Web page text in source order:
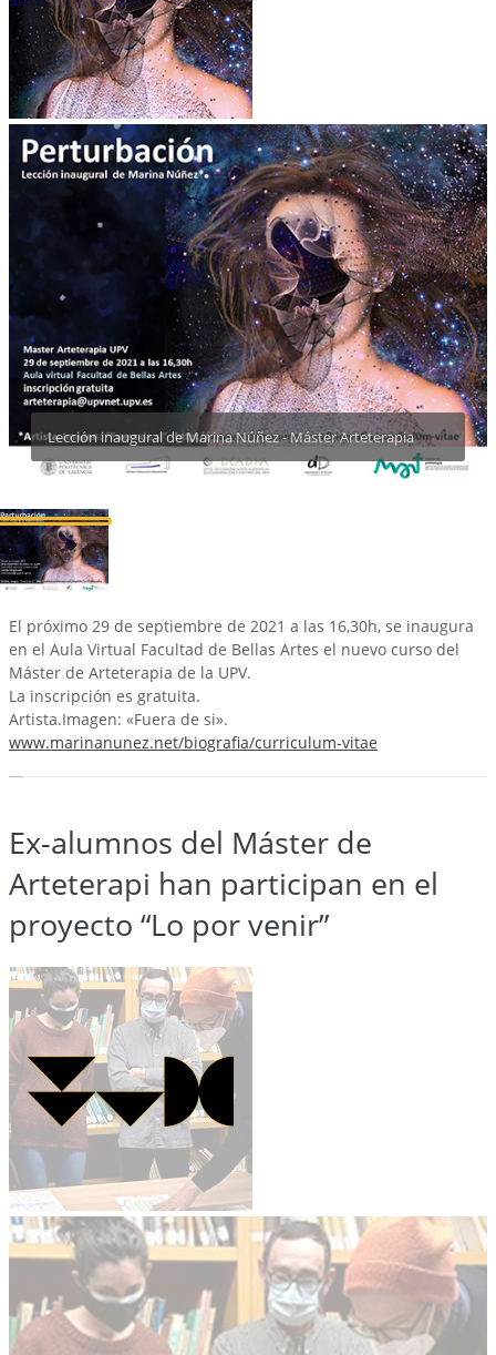
Lección inaugural de Marina Núñez - Máster Arteterapia
El próximo 29 de septiembre de 2021 a las 16,30h, se inaugura
en el Aula Virtual Facultad de Bellas Artes el nuevo curso del
Máster de Arteterapia de la UPV.
La inscripción es gratuita.
Artista.Imagen: «Fuera de si».
www.marinanunez.net/biografia/curriculum-vitae
Ex-alumnos del Máster de
Arteterapi han participan en el
proyecto “Lo por venir”